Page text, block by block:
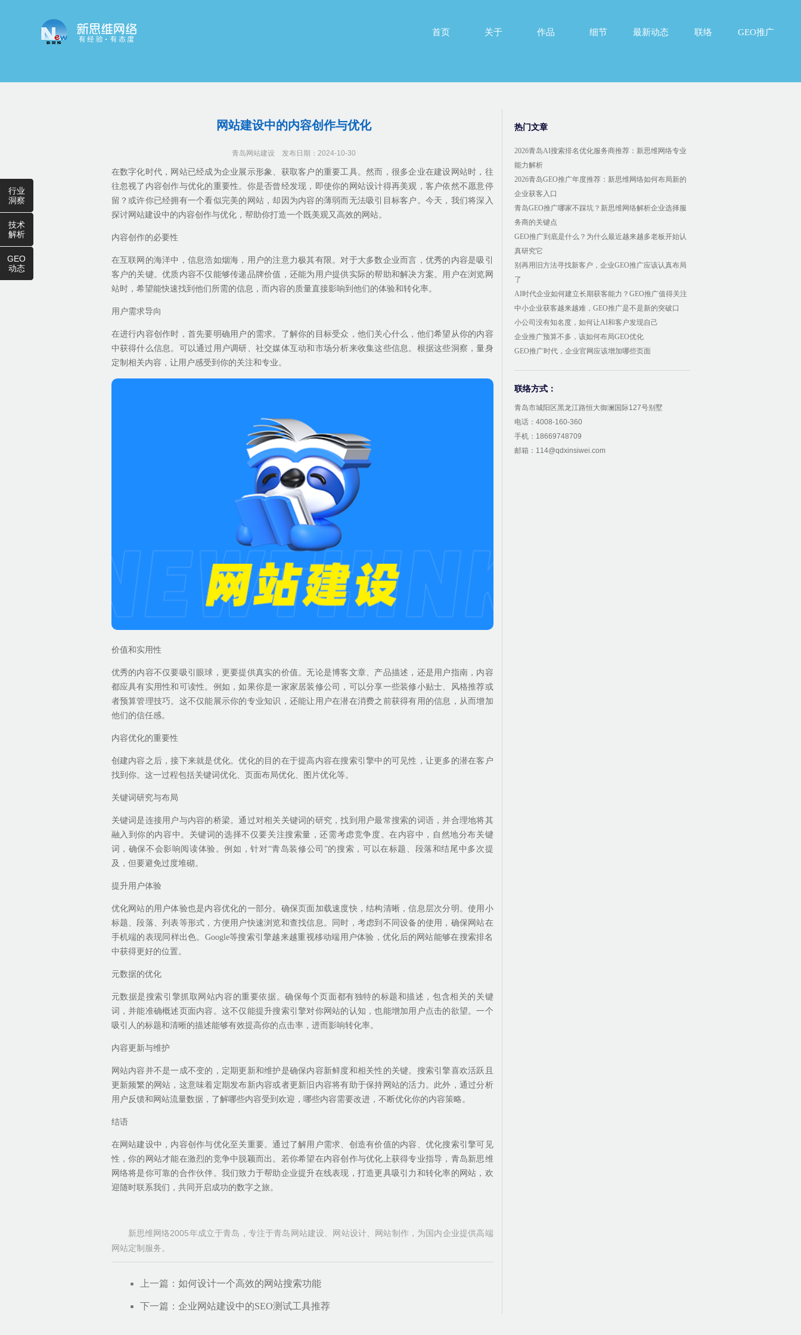
首页
关于
作品
细节
最新动态
联络
GEO推广
网站建设中的内容创作与优化
青岛网站建设 发布日期：2024-10-30
在数字化时代，网站已经成为企业展示形象、获取客户的重要工具。然而，很多企业在建设网站时，往
往忽视了内容创作与优化的重要性。你是否曾经发现，即使你的网站设计得再美观，客户依然不愿意停
留？或许你已经拥有一个看似完美的网站，却因为内容的薄弱而无法吸引目标客户。今天，我们将深入
探讨网站建设中的内容创作与优化，帮助你打造一个既美观又高效的网站。
内容创作的必要性
在互联网的海洋中，信息浩如烟海，用户的注意力极其有限。对于大多数企业而言，优秀的内容是吸引
客户的关键。优质内容不仅能够传递品牌价值，还能为用户提供实际的帮助和解决方案。用户在浏览网
站时，希望能快速找到他们所需的信息，而内容的质量直接影响到他们的体验和转化率。
用户需求导向
在进行内容创作时，首先要明确用户的需求。了解你的目标受众，他们关心什么，他们希望从你的内容
中获得什么信息。可以通过用户调研、社交媒体互动和市场分析来收集这些信息。根据这些洞察，量身
定制相关内容，让用户感受到你的关注和专业。
价值和实用性
优秀的内容不仅要吸引眼球，更要提供真实的价值。无论是博客文章、产品描述，还是用户指南，内容
都应具有实用性和可读性。例如，如果你是一家家居装修公司，可以分享一些装修小贴士、风格推荐或
者预算管理技巧。这不仅能展示你的专业知识，还能让用户在潜在消费之前获得有用的信息，从而增加
他们的信任感。
内容优化的重要性
创建内容之后，接下来就是优化。优化的目的在于提高内容在搜索引擎中的可见性，让更多的潜在客户
找到你。这一过程包括关键词优化、页面布局优化、图片优化等。
关键词研究与布局
关键词是连接用户与内容的桥梁。通过对相关关键词的研究，找到用户最常搜索的词语，并合理地将其
融入到你的内容中。关键词的选择不仅要关注搜索量，还需考虑竞争度。在内容中，自然地分布关键
词，确保不会影响阅读体验。例如，针对“青岛装修公司”的搜索，可以在标题、段落和结尾中多次提
及，但要避免过度堆砌。
提升用户体验
优化网站的用户体验也是内容优化的一部分。确保页面加载速度快，结构清晰，信息层次分明。使用小
标题、段落、列表等形式，方便用户快速浏览和查找信息。同时，考虑到不同设备的使用，确保网站在
手机端的表现同样出色。Google等搜索引擎越来越重视移动端用户体验，优化后的网站能够在搜索排名
中获得更好的位置。
元数据的优化
元数据是搜索引擎抓取网站内容的重要依据。确保每个页面都有独特的标题和描述，包含相关的关键
词，并能准确概述页面内容。这不仅能提升搜索引擎对你网站的认知，也能增加用户点击的欲望。一个
吸引人的标题和清晰的描述能够有效提高你的点击率，进而影响转化率。
内容更新与维护
网站内容并不是一成不变的，定期更新和维护是确保内容新鲜度和相关性的关键。搜索引擎喜欢活跃且
更新频繁的网站，这意味着定期发布新内容或者更新旧内容将有助于保持网站的活力。此外，通过分析
用户反馈和网站流量数据，了解哪些内容受到欢迎，哪些内容需要改进，不断优化你的内容策略。
结语
在网站建设中，内容创作与优化至关重要。通过了解用户需求、创造有价值的内容、优化搜索引擎可见
性，你的网站才能在激烈的竞争中脱颖而出。若你希望在内容创作与优化上获得专业指导，青岛新思维
网络将是你可靠的合作伙伴。我们致力于帮助企业提升在线表现，打造更具吸引力和转化率的网站，欢
迎随时联系我们，共同开启成功的数字之旅。
新思维网络2005年成立于青岛，专注于青岛网站建设、网站设计、网站制作，为国内企业提供高端
网站定制服务。
上一篇： 如何设计一个高效的网站搜索功能
下一篇： 企业网站建设中的SEO测试工具推荐
热门文章
2026青岛AI搜索排名优化服务商推荐：新思维网络专业
能力解析
2026青岛GEO推广年度推荐：新思维网络如何布局新的
企业获客入口
青岛GEO推广哪家不踩坑？新思维网络解析企业选择服
务商的关键点
GEO推广到底是什么？为什么最近越来越多老板开始认
真研究它
别再用旧方法寻找新客户，企业GEO推广应该认真布局
了
AI时代企业如何建立长期获客能力？GEO推广值得关注
中小企业获客越来越难，GEO推广是不是新的突破口
小公司没有知名度，如何让AI和客户发现自己
企业推广预算不多，该如何布局GEO优化
GEO推广时代，企业官网应该增加哪些页面
联络方式：
青岛市城阳区黑龙江路恒大御澜国际127号别墅
电话：4008-160-360
手机：18669748709
邮箱：114@qdxinsiwei.com
行业
洞察
技术
解析
GEO
动态